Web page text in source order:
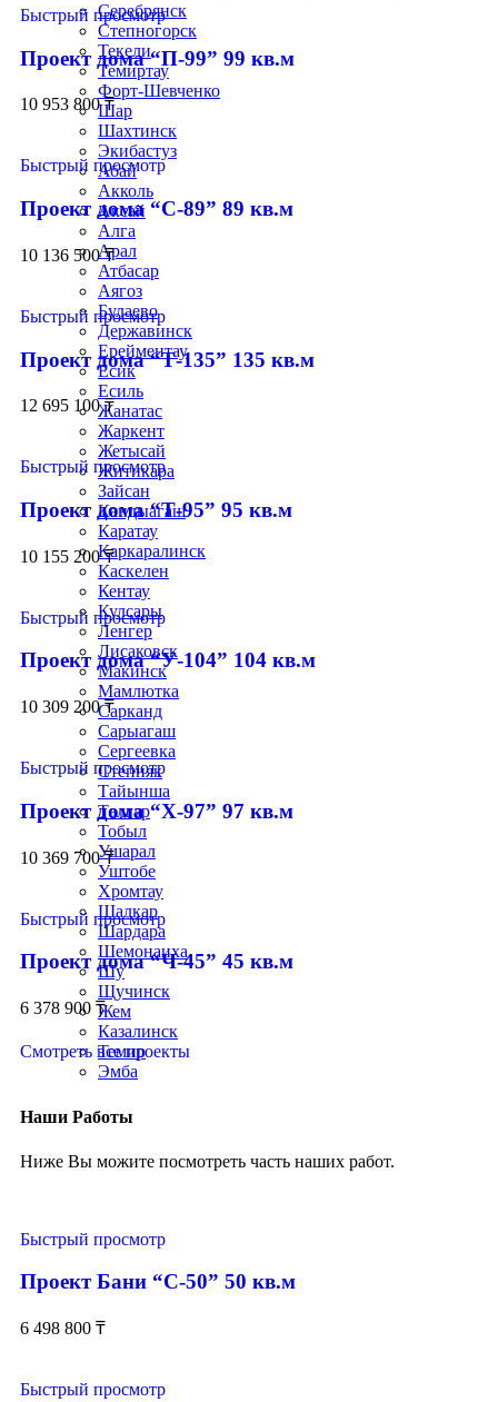
Серебрянск
Степногорск
Текели
Темиртау
Форт-Шевченко
Шар
Шахтинск
Экибастуз
Абай
Акколь
Аксай
Алга
Арал
Атбасар
Аягоз
Булаево
Державинск
Ерейментау
Есик
Есиль
Жанатас
Жаркент
Жетысай
Житикара
Зайсан
Кандыагаш
Каратау
Каркаралинск
Каскелен
Кентау
Кулсары
Ленгер
Лисаковск
Макинск
Мамлютка
Сарканд
Сарыагаш
Сергеевка
Степняк
Тайынша
Талгар
Тобыл
Ушарал
Уштобе
Хромтау
Шалкар
Шардара
Шемонаиха
Шу
Щучинск
Жем
Казалинск
Темир
Эмба
Быстрый просмотр
Проект дома “П-99” 99 кв.м
10 953 800₸
Быстрый просмотр
Проект дома “С-89” 89 кв.м
10 136 500₸
Быстрый просмотр
Проект дома “Т-135” 135 кв.м
12 695 100₸
Быстрый просмотр
Проект дома “Т-95” 95 кв.м
10 155 200₸
Быстрый просмотр
Проект дома “У-104” 104 кв.м
10 309 200₸
Быстрый просмотр
Проект дома “Х-97” 97 кв.м
10 369 700₸
Быстрый просмотр
Проект дома “Ч-45” 45 кв.м
6 378 900 ₸
Смотреть все проекты
Наши Работы
Ниже Вы можите посмотреть часть наших работ.
Быстрый просмотр
Проект Бани “С-50” 50 кв.м
6 498 800 ₸
Быстрый просмотр